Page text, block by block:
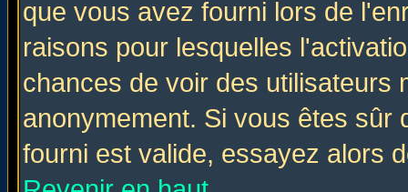
que vous avez fourni lors de
raisons pour lesquelles
chances de voir des utilisateurs
anonymement. Si vous êtes sûr
fourni est valide, essayez alors